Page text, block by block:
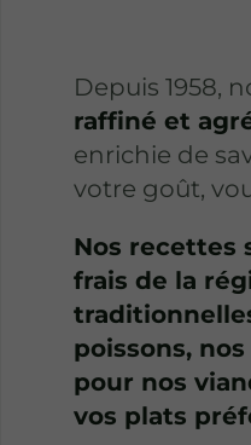
Depuis 1958,
raffiné et
enrichie de
votre goût,
Nos recettes
frais de la
poissons,
pour nos
vos plats